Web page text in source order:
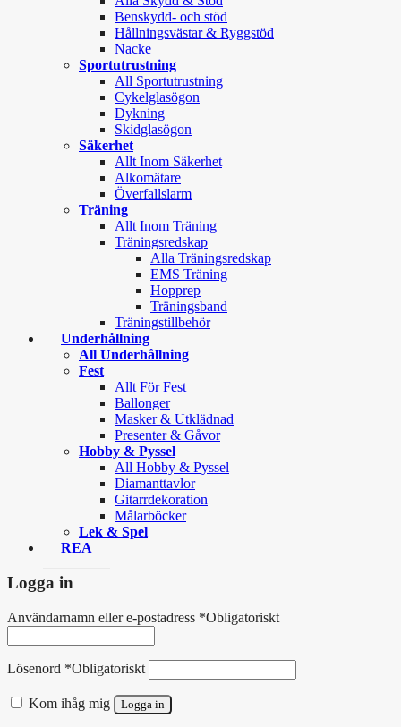
Benskydd- och stöd
Hållningsvästar & Ryggstöd
Nacke
Sportutrustning
All Sportutrustning
Cykelglasögon
Dykning
Skidglasögon
Säkerhet
Allt Inom Säkerhet
Alkomätare
Överfallslarm
Träning
Allt Inom Träning
Träningsredskap
Alla Träningsredskap
EMS Träning
Hopprep
Träningsband
Träningstillbehör
Underhållning
All Underhållning
Fest
Allt För Fest
Ballonger
Masker & Utklädnad
Presenter & Gåvor
Hobby & Pyssel
All Hobby & Pyssel
Diamanttavlor
Gitarrdekoration
Målarböcker
Lek & Spel
REA
Logga in
Användarnamn eller e-postadress *Obligatoriskt
Lösenord *Obligatoriskt
Kom ihåg mig Logga in